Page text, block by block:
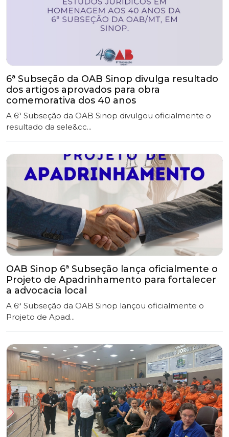
dos artigos aprovados para obra
comemorativa dos 40 anos
A 6ª Subseção da OAB Sinop divulgou oficialmente o
resultado da sele&cc...
OAB Sinop 6ª Subseção lança oficialmente o
Projeto de Apadrinhamento para fortalecer
a advocacia local
A 6ª Subseção da OAB Sinop lançou oficialmente o
Projeto de Apad...
OAB Sinop participa de Audiência Pública
sobre prevenção aos incêndios florestais.